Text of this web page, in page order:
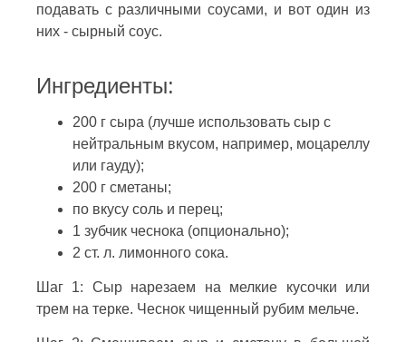
подавать с различными соусами, и вот один из
них - сырный соус.
Ингредиенты:
200 г сыра (лучше использовать сыр с
нейтральным вкусом, например, моцареллу
или гауду);
200 г сметаны;
по вкусу соль и перец;
1 зубчик чеснока (опционально);
2 ст. л. лимонного сока.
Шаг 1: Сыр нарезаем на мелкие кусочки или
трем на терке. Чеснок чищенный рубим мельче.